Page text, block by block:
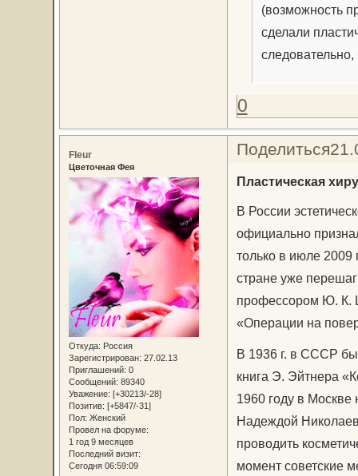
(возможность
сделали
0
Поделиться
Fleur
Цветочная Фея
Откуда: Россия
Зарегистрирован: 27.02.13
Приглашений: 0
Сообщений: 89340
Уважение: [+30213/-28]
Позитив: [+5847/-31]
Пол: Женский
Провел на форуме:
1 год 9 месяцев
Последний визит:
Сегодня 06:59:09
Пластическая
В России
официально
только в июле 2009
стране уже
профессором Ю. К.
«Операции на
В 1936 г. в СССР
книга Э. Эйтнера
1960 году в Москве
Надеждой
проводить
момент советские